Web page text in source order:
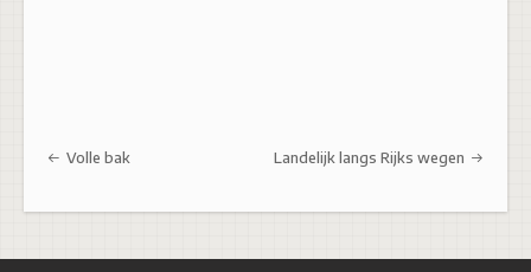
Post navigation
Volle bak Landelijk langs Rijks wegen